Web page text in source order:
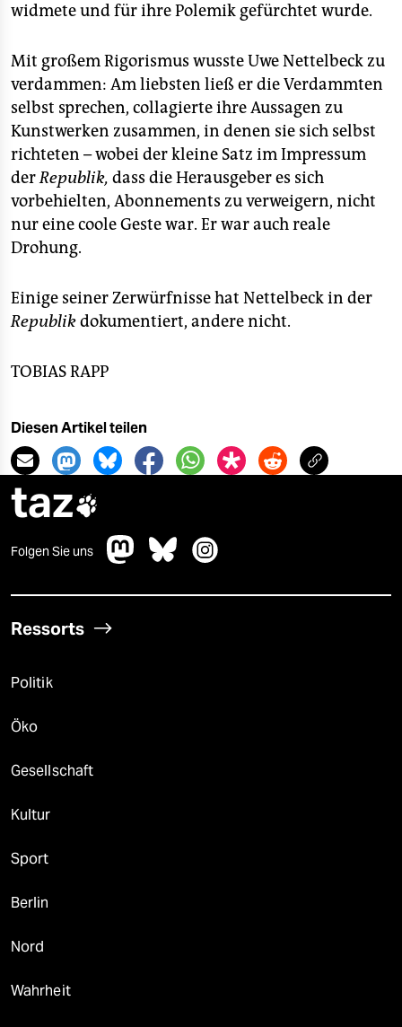
widmete und für ihre Polemik gefürchtet wurde.
Mit großem Rigorismus wusste Uwe Nettelbeck zu
verdammen: Am liebsten ließ er die Verdammten
selbst sprechen, collagierte ihre Aussagen zu
Kunstwerken zusammen, in denen sie sich selbst
richteten – wobei der kleine Satz im Impressum
derRepublik, dass die Herausgeber es sich
vorbehielten, Abonnements zu verweigern, nicht
nur eine coole Geste war. Er war auch reale
Drohung.
Einige seiner Zerwürfnisse hat Nettelbeck in der
Republikdokumentiert, andere nicht.
TOBIAS RAPP
Diesen Artikel teilen
taz
Folgen Sie uns
Ressorts
Politik
Öko
Gesellschaft
Kultur
Sport
Berlin
Nord
Wahrheit